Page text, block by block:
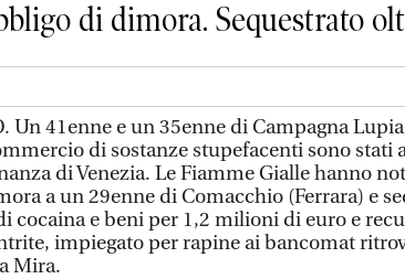
di dimora. Sequestrato
Un 41enne e un 35enne di Campagna
di sostanze stupefacenti sono stati
di Venezia. Le Fiamme Gialle hanno
a un 29enne di Comacchio (Ferrara) e
cocaina e beni per 1,2 milioni di euro e
impiegato per rapine ai bancomat
Mira.